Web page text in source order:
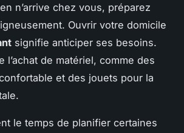
n’arrive chez vous, préparez
Ouvrir votre domicile
signifie anticiper ses besoins.
l’achat de matériel, comme des
et des jouets pour la
le temps de planifier certaines